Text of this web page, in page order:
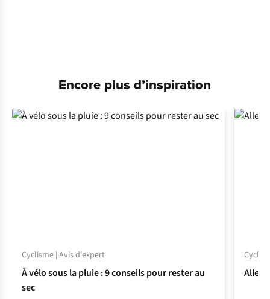
Encore plus d’inspiration
Cyclisme | Avis d'expert
À vélo sous la pluie : 9 conseils pour rester au
sec
Aller